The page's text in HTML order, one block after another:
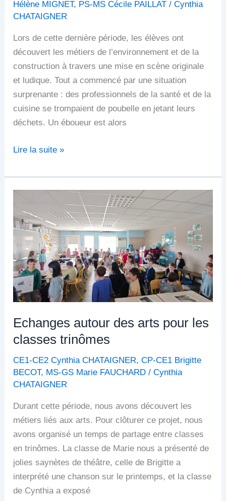
Hélène MIGNET, PS-MS Cécile PAILLAT /Cynthia
CHATAIGNER
Lors de cette dernière période, les élèves ont
découvert les métiers de l’environnement et de la
construction à travers une mise en scène originale
et ludique. Tout a commencé par une situation
surprenante : des professionnels de la santé et de la
cuisine se trompaient de poubelle en jetant leurs
déchets. Un éboueur est alors
Lire la suite »
Echanges autour des arts pour les
classes trinômes
CE1-CE2 Cynthia CHATAIGNER,CP-CE1 Brigitte
BECOT, MS-GS Marie FAUCHARD /Cynthia
CHATAIGNER
Durant cette période, nous avons découvert les
métiers liés aux arts. Pour clôturer ce projet, nous
avons organisé un temps de partage entre classes
en trinômes. La classe de Marie nous a présenté de
jolies saynètes de théâtre, celle de Brigitte a
interprété une chanson sur le printemps, et la classe
de Cynthia a exposé
autour
des
arts
pour
les
classes
trinômes